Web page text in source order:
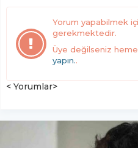
Yorum yapabilmek
gerekmektedir.
Üye değilseniz
yapın..
< Yorumlar>